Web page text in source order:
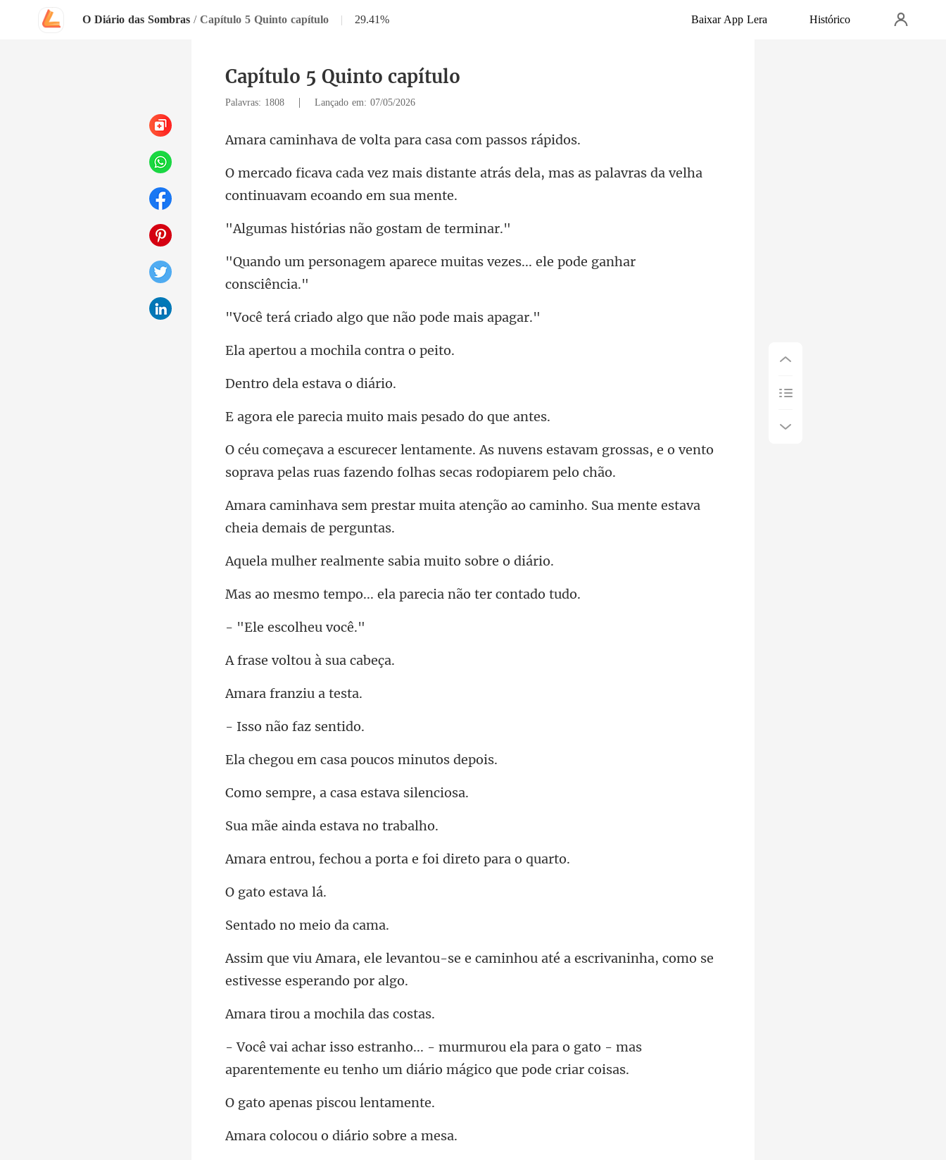
O Diário das Sombras / Capítulo 5 Quinto capítulo | 29.41% Baixar App Lera Histórico
Capítulo 5 Quinto capítulo
Palavras: 1808 | Lançado em: 07/05/2026
volta para casa c
nte atrás dela, mas as palavras da v
rias não gosta
rece muitas vezes... ele
o algo que não p
a mochila co
la estava
ia muito mais pes
ens estavam grossas, e o vento
soprava pelas
a atenção ao caminho. Sua mente
lmente sabia muit
... ela parecia nã
escolhe
oltou à s
ranziu
não faz
casa poucos
a casa esta
da estava n
ou a porta e foi d
o est
no meio
e e caminhou até a escrivaninha, co
a mochila
u ela para o gato - mas
aparentemente eu te
nas piscou
u o diário s